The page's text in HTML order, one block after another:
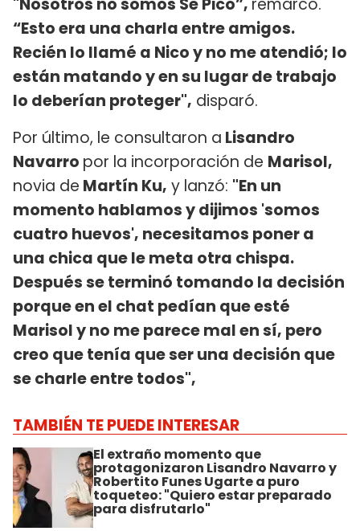
“Esto era una charla entre amigos.
Recién lo llamé a Nico y no me atendió; lo
están matando y en su lugar de trabajo
lo deberían proteger", disparó.
Por último, le consultaron a Lisandro
Navarro por la incorporación de Marisol,
novia de Martín Ku, y lanzó: "En un
momento hablamos y dijimos 'somos
cuatro huevos', necesitamos poner a
una chica que le meta otra chispa.
Después se terminó tomando la decisión
porque en el chat pedían que esté
Marisol y no me parece mal en sí, pero
creo que tenía que ser una decisión que
se charle entre todos",
TAMBIÉN TE PUEDE INTERESAR
El extraño momento que
protagonizaron Lisandro Navarro y
Robertito Funes Ugarte a puro
toqueteo: "Quiero estar preparado
para disfrutarlo"